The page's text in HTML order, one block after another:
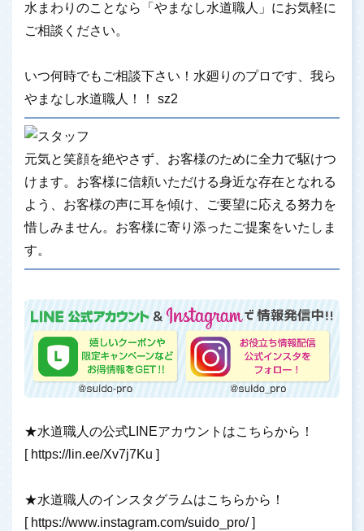
水まわりのことなら「やまなし水道職人」にお気軽に
ご相談ください。
いつ何時でもご相談下さい！水廻りのプロです、我ら
やまなし水道職人！！ sz2
元気と笑顔を絶やさず、お客様のために全力で駆けつ
けます。お客様に信頼いただける身近な存在となれる
よう、お客様の声に耳を傾け、ご要望に応える努力を
惜しみません。お客様に寄り添ったご提案をいたしま
す。
★水道職人の公式LINEアカウントはこちらから！
[ https://lin.ee/Xv7j7Ku ]
★水道職人のインスタグラムはこちらから！
[ https://www.instagram.com/suido_pro/]